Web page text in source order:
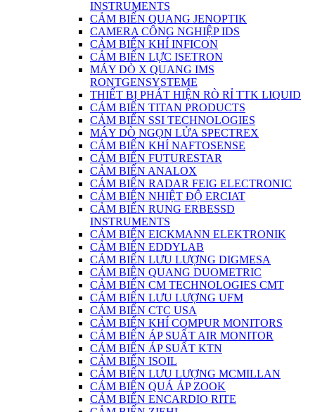
INSTRUMENTS
CẢM BIẾN QUANG JENOPTIK
CAMERA CÔNG NGHIỆP IDS
CẢM BIẾN KHÍ INFICON
CẢM BIẾN LỰC ISETRON
MÁY DÒ X QUANG IMS
RONTGENSYSTEME
THIẾT BỊ PHÁT HIỆN RÒ RỈ TTK LIQUID
CẢM BIẾN TITAN PRODUCTS
CẢM BIẾN SSI TECHNOLOGIES
MÁY DÒ NGỌN LỬA SPECTREX
CẢM BIẾN KHÍ NAFTOSENSE
CẢM BIẾN FUTURESTAR
CẢM BIẾN ANALOX
CẢM BIẾN RADAR FEIG ELECTRONIC
CẢM BIẾN NHIỆT ĐỘ ERCIAT
CẢM BIẾN RUNG ERBESSD
INSTRUMENTS
CẢM BIẾN EICKMANN ELEKTRONIK
CẢM BIẾN EDDYLAB
CẢM BIẾN LƯU LƯỢNG DIGMESA
CẢM BIÊN QUANG DUOMETRIC
CẢM BIẾN CM TECHNOLOGIES CMT
CẢM BIẾN LƯU LƯỢNG UFM
CẢM BIẾN CTC USA
CẢM BIẾN KHÍ COMPUR MONITORS
CẢM BIẾN ÁP SUẤT AIR MONITOR
CẢM BIẾN ÁP SUẤT KTN
CẢM BIẾN ISOIL
CẢM BIẾN LƯU LƯỢNG MCMILLAN
CẢM BIẾN QUÁ ÁP ZOOK
CẢM BIẾN ENCARDIO RITE